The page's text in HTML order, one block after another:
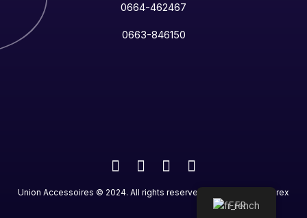
0664-462467
0663-846150
Union Accessoires © 2024. All rights reserved. Designed by Netrex
French